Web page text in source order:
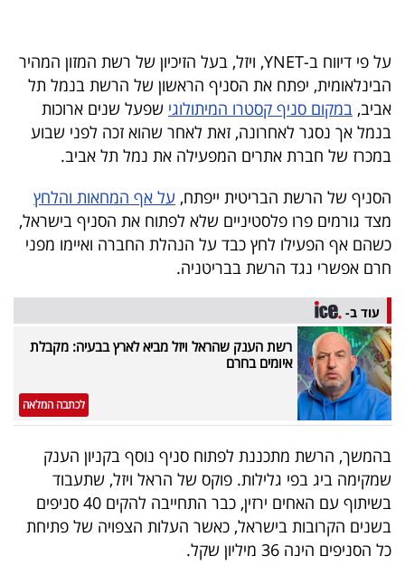
5
המילון
הכלכלי
פודקאסט
40
UNDER
40
שיתופי
פעולה
דרושים
ניוזלטרים
מייל
על פי דיווח ב-YNET, ויזל, בעל הזיכיון של רשת המזון המהיר
הבינלאומית, יפתח את הסניף הראשון של הרשת בנמל תל
אביב, במקום סניף קסטרו המיתולוגי שפעל שנים ארוכות
בנמל אך נסגר לאחרונה, זאת לאחר שהוא זכה לפני שבוע
במכרז של חברת אתרים המפעילה את נמל תל אביב.
הסניף של הרשת הבריטית ייפתח, על אף המחאות והלחץ
מצד גורמים פרו פלסטיניים שלא לפתוח את הסניף בישראל,
כשהם אף הפעילו לחץ כבד על הנהלת החברה ואיימו מפני
חרם אפשרי נגד הרשת בבריטניה.
עוד ב-
רשת הענק שהראל ויזל מביא לארץ בבעיה: מקבלת
איומים בחרם
לכתבה המלאה
בהמשך, הרשת מתכננת לפתוח סניף נוסף בקניון הענק
שמקימה ביג בפי גלילות. פוקס של הראל ויזל, שתעבוד
בשיתוף עם האחים ירזין, כבר התחייבה להקים 40 סניפים
בשנים הקרובות בישראל, כאשר העלות הצפויה של פתיחת
כל הסניפים הינה 36 מיליון שקל.